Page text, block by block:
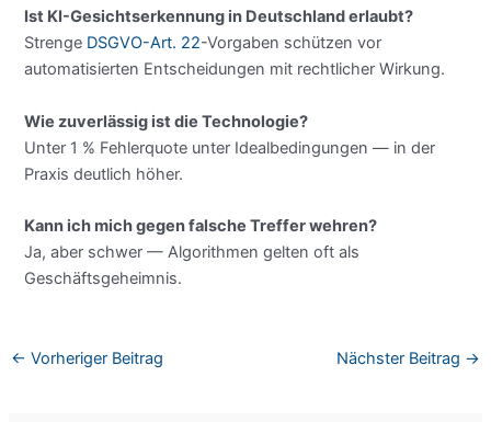
Ist KI-Gesichtserkennung in Deutschland erlaubt?
Strenge DSGVO-Art. 22-Vorgaben schützen vor
automatisierten Entscheidungen mit rechtlicher Wirkung.
Wie zuverlässig ist die Technologie?
Unter 1 % Fehlerquote unter Idealbedingungen — in der
Praxis deutlich höher.
Kann ich mich gegen falsche Treffer wehren?
Ja, aber schwer — Algorithmen gelten oft als
Geschäftsgeheimnis.
← Vorheriger Beitrag Nächster Beitrag →